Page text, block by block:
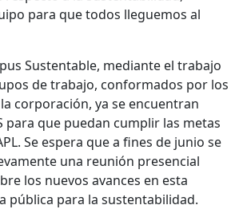
para que todos lleguemos al
Sustentable, mediante el trabajo
de trabajo, conformados por los
corporación, ya se encuentran
para que puedan cumplir las metas
Se espera que a fines de junio se
una reunión presencial
los nuevos avances en esta
pública para la sustentabilidad.